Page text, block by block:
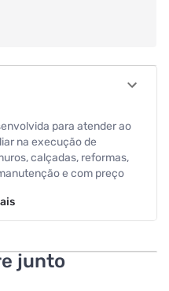
para atender ao
na execução de
calçadas, reformas,
e com preço
revolucionário
prêmio Produto do Ano e a
a escolha da
junto